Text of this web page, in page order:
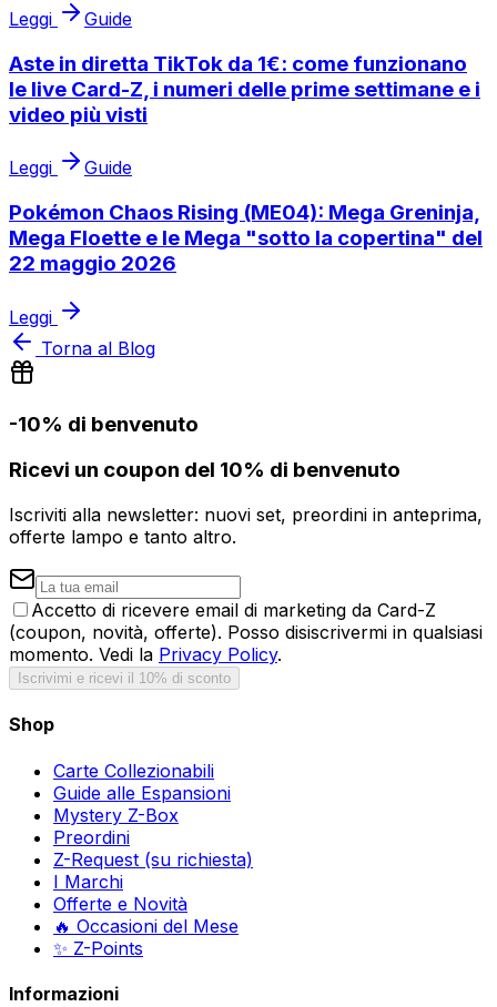
Leggi Guide
Aste in diretta TikTok da 1€: come funzionano
le live Card-Z, i numeri delle prime settimane e i
video più visti
Leggi Guide
Pokémon Chaos Rising (ME04): Mega Greninja,
Mega Floette e le Mega "sotto la copertina" del
22 maggio 2026
Leggi
Torna al Blog
-10% di benvenuto
Ricevi un coupon del 10% di benvenuto
Iscriviti alla newsletter: nuovi set, preordini in anteprima,
offerte lampo e tanto altro.
Accetto di ricevere email di marketing da Card-Z
(coupon, novità, offerte). Posso disiscrivermi in qualsiasi
momento. Vedi la Privacy Policy.
Iscrivimi e ricevi il 10% di sconto
Shop
Carte Collezionabili
Guide alle Espansioni
Mystery Z-Box
Preordini
Z-Request (su richiesta)
I Marchi
Offerte e Novità
🔥 Occasioni del Mese
✨ Z-Points
Informazioni